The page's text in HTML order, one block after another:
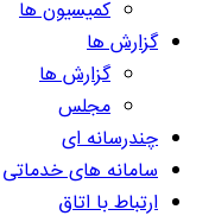
کمیسیون ها
گزارش ها
گزارش ها
مجلس
چندرسانه ای
سامانه های خدماتی
ارتباط با اتاق